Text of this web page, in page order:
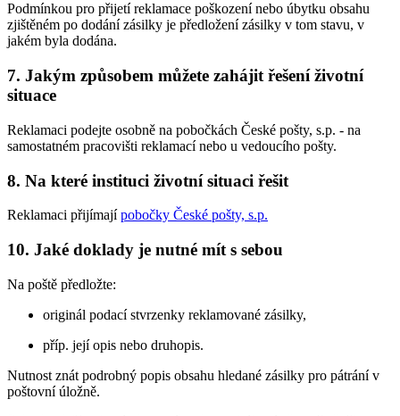
Podmínkou pro přijetí reklamace poškození nebo úbytku obsahu
zjištěném po dodání zásilky je předložení zásilky v tom stavu, v
jakém byla dodána.
7. Jakým způsobem můžete zahájit řešení životní
situace
Reklamaci podejte osobně na pobočkách České pošty, s.p. - na
samostatném pracovišti reklamací nebo u vedoucího pošty.
8. Na které instituci životní situaci řešit
Reklamaci přijímajípobočky České pošty, s.p.
10. Jaké doklady je nutné mít s sebou
Na poště předložte:
originál podací stvrzenky reklamované zásilky,
příp. její opis nebo druhopis.
Nutnost znát podrobný popis obsahu hledané zásilky pro pátrání v
poštovní úložně.